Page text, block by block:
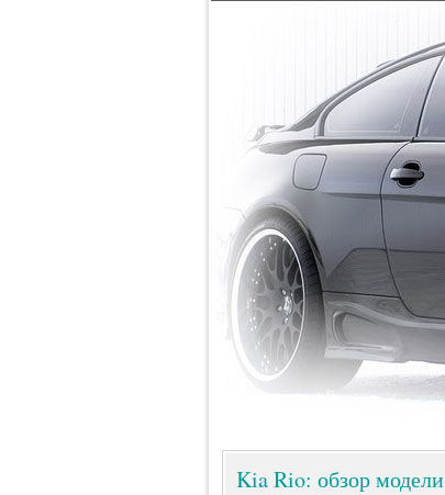
Kia Rio: обзор модели